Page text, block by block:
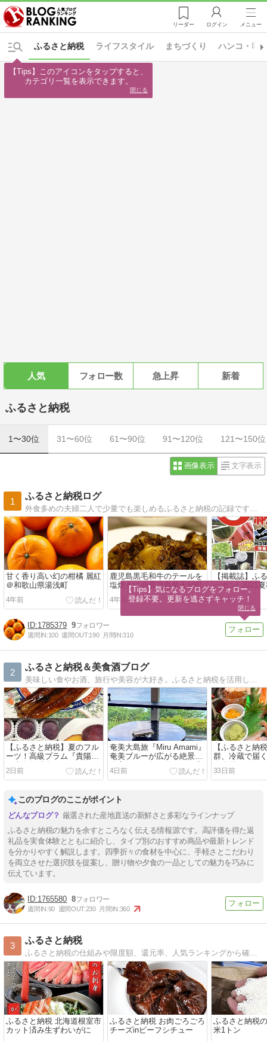
リーダー ログイン メニュー
ライフスタイル
ふるさと納税 まちづくり ハンコ・印
人気 フォロー数 急上昇 新着
ふるさと納税
1〜30位 31〜60位 61〜90位 91〜120位 121〜150位
画像表示 文字表示
1
ふるさと納税ログ
甘く香り高い幻の柑橘 麗紅
＠和歌山県湯浅町
4年前
鹿児島黒毛和牛のテールを
塩焼きに@鹿児島県天城町
4年前
【掲載誌】ふ
ッポン! 2021
4年前
1785379 9
週間IN:100 週間OUT:190 月間IN:310
2
ふるさと納税＆美食酒ブログ
【ふるさと納税】夏のフル
ーツ！高級プラム『貴陽』
と大人気鰻楽のうなぎ
2日前
奄美大島旅『Miru Amami』
奄美ブルーが広がる絶景！
全室オーシャンビューの癒
しリゾート！
4日前
【ふるさと納
群、冷蔵で届
き寿司セット
能！
33日前
このブログのここがポイント
厳選された産地直送の新鮮さと多彩なラインナップ
ふるさと納税の魅力を余すところなく伝える情報源です。高評価を得た返
礼品を実食体験とともに紹介し、タイプ別のおすすめ商品や最新トレンド
を分かりやすく解説します。四季折々の食材を中心に、手軽さとこだわり
を両立させた選択肢を提案し、贈り物や夕食の一品としての魅力を巧みに
伝えています。
1765580 8
週間IN:90 週間OUT:230 月間IN:360
3
ふるさと納税
ふるさと納税の仕組みや限度額、還元率、人気ランキングから確定申告まで、ふるさと納税に関する情報を集めています。
ふるさと納税 北海道根室市
カット済み生ずわいがに
ふるさと納税 お肉ごろごろ
チーズinビーフシチュー
ふるさと納税
米1トン
【Tips】このアイコンをタップすると、
カテゴリ一覧を表示できます。
閉じる
【Tips】気になるブログをフォロー。
登録不要。更新を逃さずキャッチ！
閉じる